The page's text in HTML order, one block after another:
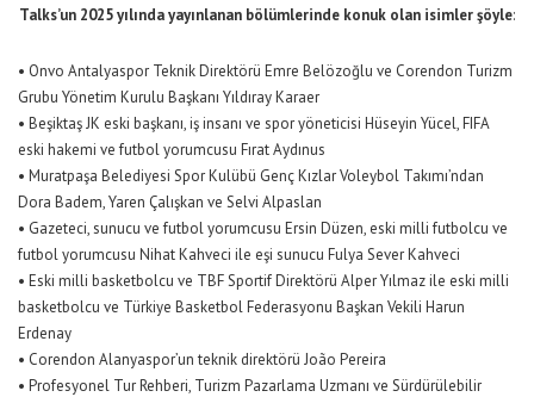
Talks’un 2025 yılındayayınlanan bölümlerinde konuk olan isimlerşöyle:
• Onvo Antalyaspor Teknik Direktörü Emre Belözoğlu ve Corendon Turizm
Grubu Yönetim Kurulu Başkanı Yıldıray Karaer
• Beşiktaş JK eski başkanı, iş insanı ve spor yöneticisi Hüseyin Yücel, FIFA
eski hakemi ve futbol yorumcusu Fırat Aydınus
• Muratpaşa Belediyesi Spor Kulübü Genç Kızlar Voleybol Takımı’ndan
Dora Badem, Yaren Çalışkan ve Selvi Alpaslan
• Gazeteci, sunucu ve futbol yorumcusu Ersin Düzen, eski milli futbolcu ve
futbol yorumcusu Nihat Kahveci ile eşi sunucu Fulya Sever Kahveci
• Eski milli basketbolcu ve TBF Sportif Direktörü Alper Yılmaz ile eski milli
basketbolcu ve Türkiye Basketbol Federasyonu Başkan Vekili Harun
Erdenay
• Corendon Alanyaspor’unteknik direktörü João Pereira
• Profesyonel Tur Rehberi, Turizm Pazarlama Uzmanı ve Sürdürülebilir